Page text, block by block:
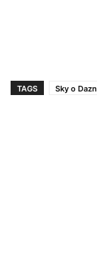
TAGS Sky o Dazn